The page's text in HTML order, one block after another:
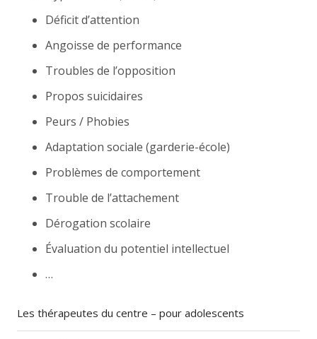
Déficit d’attention
Angoisse de performance
Troubles de l’opposition
Propos suicidaires
Peurs / Phobies
Adaptation sociale (garderie-école)
Problèmes de comportement
Trouble de l’attachement
Dérogation scolaire
Évaluation du potentiel intellectuel
…
Les thérapeutes du centre – pour adolescents